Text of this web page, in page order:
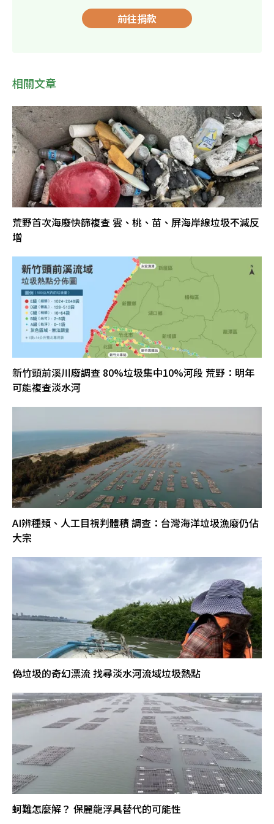
前往捐款
相關文章
荒野首次海廢快篩複查 雲、桃、苗、屏海岸線垃圾不減反
增
新竹頭前溪川廢調查 80%垃圾集中10%河段 荒野：明年
可能複查淡水河
AI辨種類、人工目視判體積 調查：台灣海洋垃圾漁廢仍佔
大宗
偽垃圾的奇幻漂流 找尋淡水河流域垃圾熱點
蚵難怎麼解？ 保麗龍浮具替代的可能性